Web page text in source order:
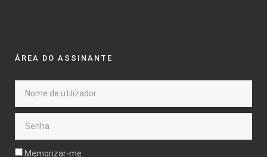
ÁREA DO ASSINANTE
Memorizar-me